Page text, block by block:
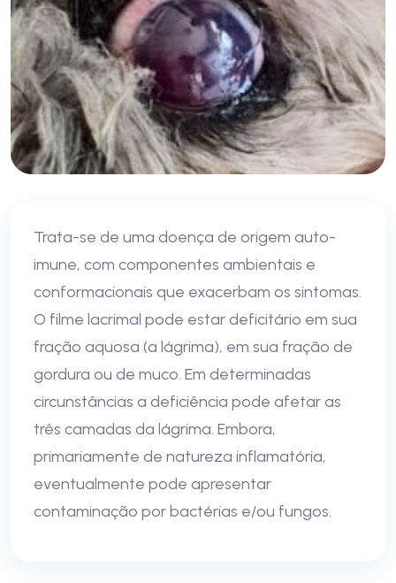
Trata-se de uma doença de origem auto-
imune, com componentes ambientais e
conformacionais que exacerbam os sintomas.
O filme lacrimal pode estar deficitário em sua
fração aquosa (a lágrima), em sua fração de
gordura ou de muco. Em determinadas
circunstâncias a deficiência pode afetar as
três camadas da lágrima. Embora,
primariamente de natureza inflamatória,
eventualmente pode apresentar
contaminação por bactérias e/ou fungos.